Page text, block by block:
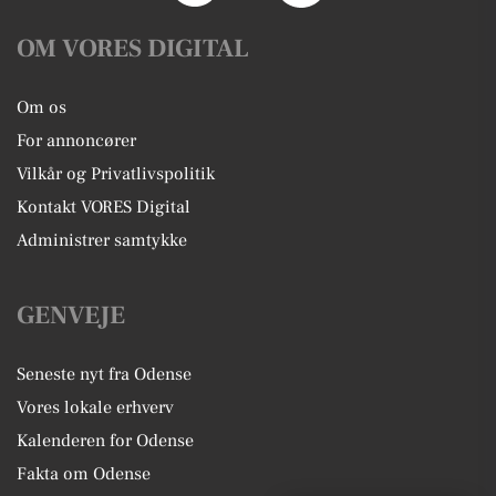
OM VORES DIGITAL
Om os
For annoncører
Vilkår og Privatlivspolitik
Kontakt VORES Digital
Administrer samtykke
GENVEJE
Seneste nyt fra Odense
Vores lokale erhverv
Kalenderen for Odense
Fakta om Odense